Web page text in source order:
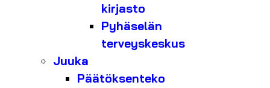
kirjasto
Pyhäselän
terveyskeskus
Juuka
Päätöksenteko